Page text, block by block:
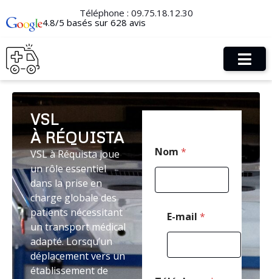
Téléphone : 09.75.18.12.30
4.8/5 basés sur 628 avis
VSL
À RÉQUISTA
VSL à Réquista joue
un rôle essentiel
dans la prise en
charge globale des
patients nécessitant
un transport médical
adapté. Lorsqu’un
déplacement vers un
établissement de
Nom *
E-mail *
*
N
o
m
*